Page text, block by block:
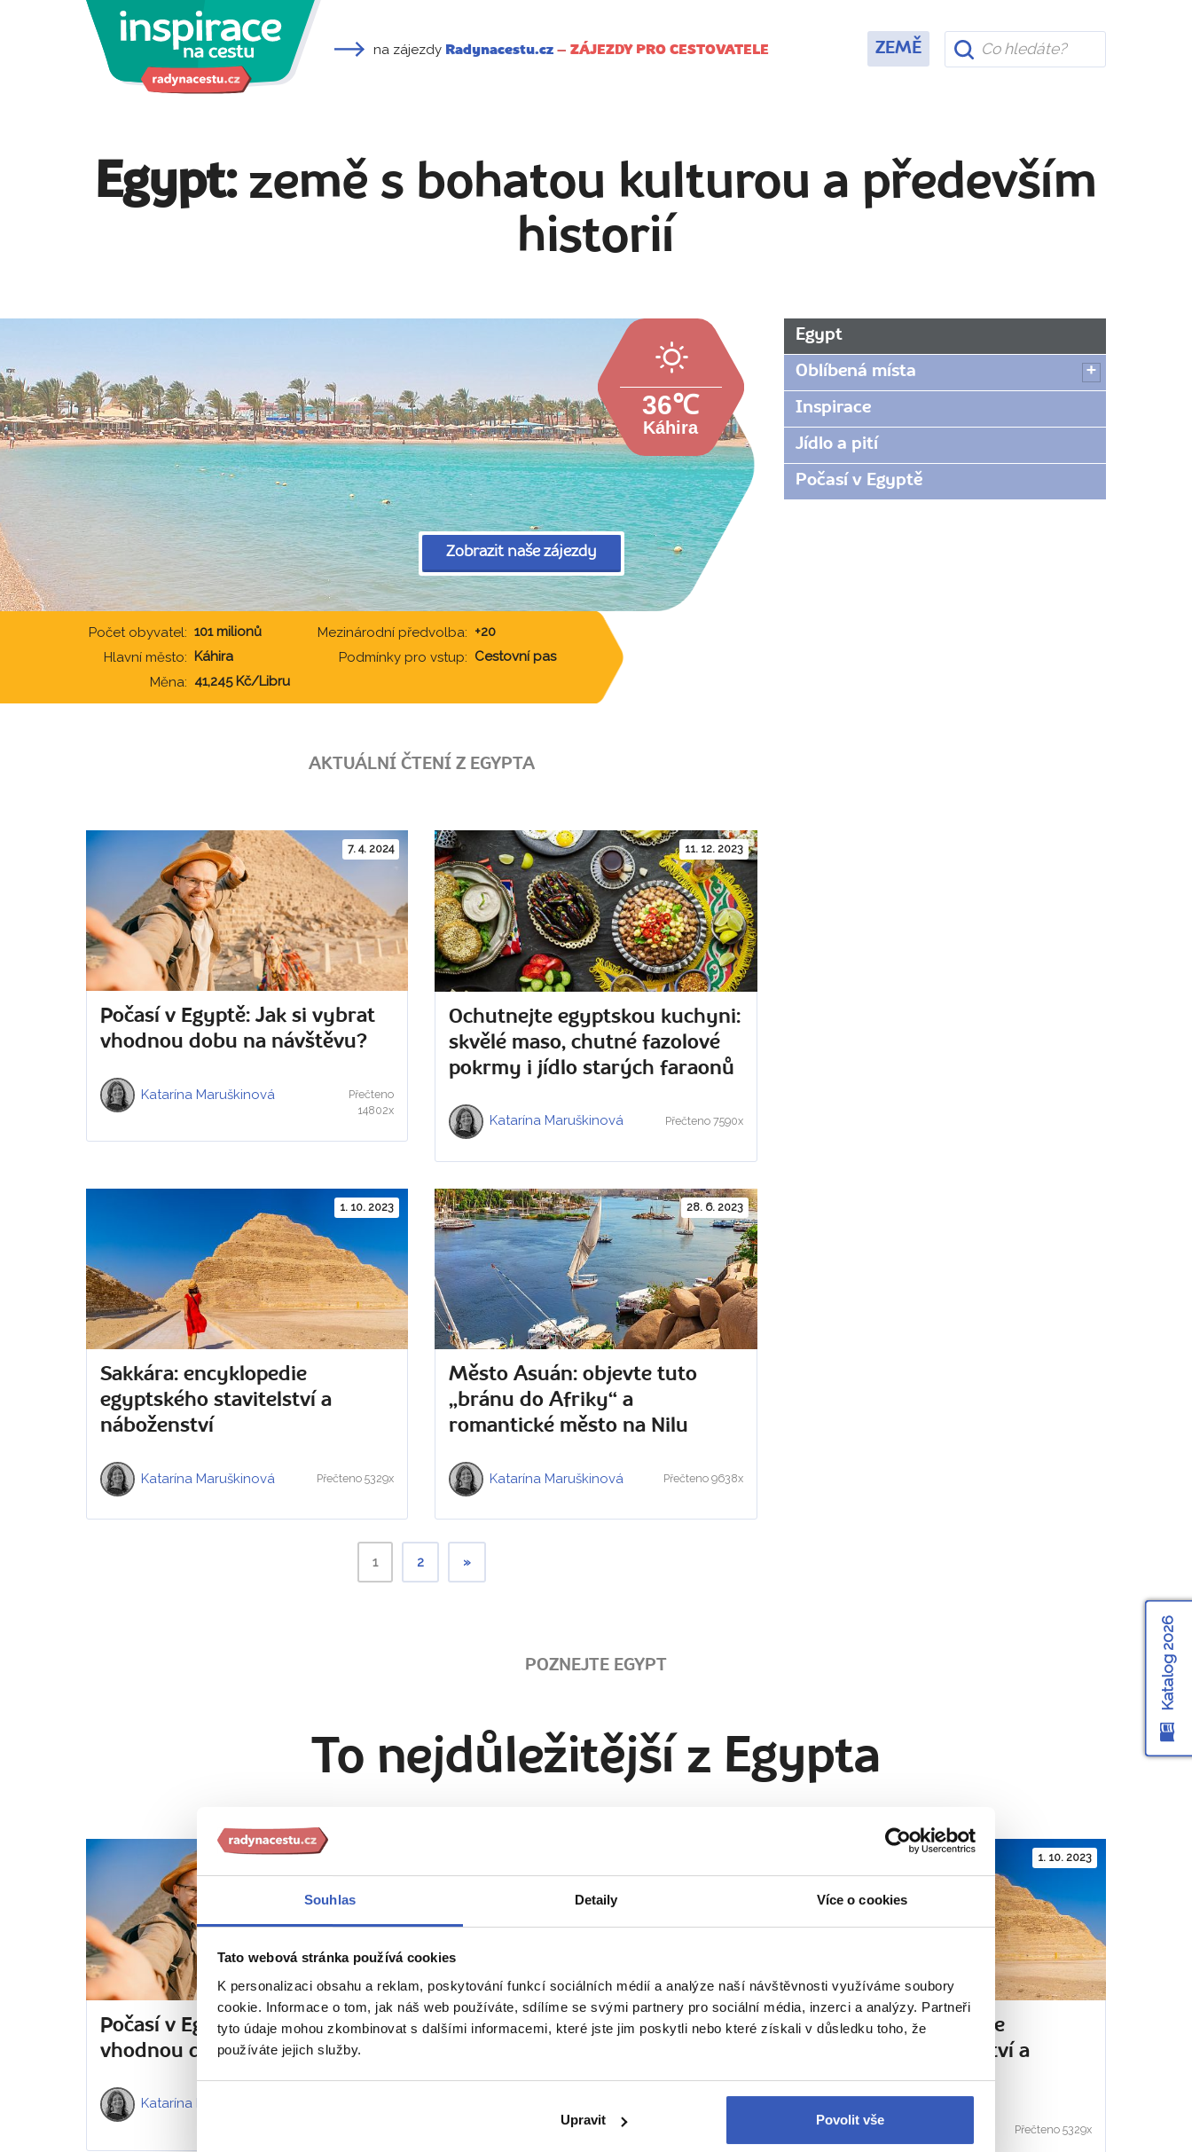
Souhlas Detaily Více o cookies
Tato webová stránka používá cookies
K personalizaci obsahu a reklam, poskytování funkcí sociálních médií a analýze naší návštěvnosti využíváme soubory
cookie. Informace o tom, jak náš web používáte, sdílíme se svými partnery pro sociální média, inzerci a analýzy. Partneři
tyto údaje mohou zkombinovat s dalšími informacemi, které jste jim poskytli nebo které získali v důsledku toho, že
používáte jejich služby.
Upravit Povolit vše
na zájezdy Radynacestu.cz – ZÁJEZDY PRO CESTOVATELE ZEMĚ
Egypt:země s bohatou kulturou a především
historií
36℃
Káhira
Zobrazit naše zájezdy
Počet obyvatel: 101 milionů Mezinárodní předvolba: +20
Hlavní město: Káhira Podmínky pro vstup: Cestovní pas
Měna: 41,245 Kč/Libru
AKTUÁLNÍ ČTENÍ Z EGYPTA
7. 4. 2024
Počasí v Egyptě: Jak si vybrat
vhodnou dobu na návštěvu?
Katarína Maruškinová
Přečteno
14802x
11. 12. 2023
Ochutnejte egyptskou kuchyni:
skvělé maso, chutné fazolové
pokrmy i jídlo starých faraonů
Katarína Maruškinová Přečteno 7590x
1. 10. 2023
Sakkára: encyklopedie
egyptského stavitelství a
náboženství
Katarína Maruškinová Přečteno 5329x
28. 6. 2023
Město Asuán: objevte tuto
„bránu do Afriky“ a
romantické město na Nilu
Katarína Maruškinová Přečteno 9638x
1 2 »
Egypt
Oblíbená místa
Inspirace
Jídlo a pití
Počasí v Egyptě
POZNEJTE EGYPT
To nejdůležitější z Egypta
Počasí v Egyptě: Jak si vybrat
vhodnou dobu na návštěvu?
Katarína Maruškinová
Ochutnejte egyptskou kuchyni:
pokrmy i jídlo starých faraonů
Katarína Maruškinová
1. 10. 2023
Sakkára: encyklopedie
egyptského stavitelství a
náboženství
Katarína Maruškinová Přečteno 5329x
Katalog 2026